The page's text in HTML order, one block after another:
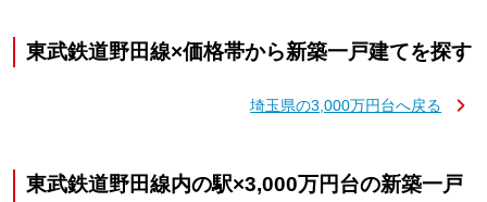
東武鉄道野田線×価格帯から新築一戸建てを探す
埼玉県の3,000万円台へ戻る
東武鉄道野田線内の駅×3,000万円台の新築一戸